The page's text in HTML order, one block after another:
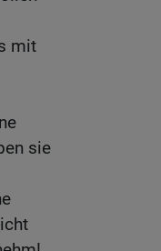
mit
sie